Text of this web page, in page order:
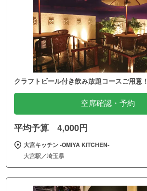
クラフトビール付き飲み放題コースご用意！
空席確認・予約
平均予算 4,000円
大宮キッチン ‐OMIYA KITCHEN‐
大宮駅／埼玉県